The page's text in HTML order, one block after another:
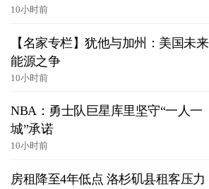
10小时前
【名家专栏】犹他与加州：美国未来
能源之争
10小时前
NBA：勇士队巨星库里坚守“一人一
城”承诺
10小时前
房租降至4年低点 洛杉矶县租客压力